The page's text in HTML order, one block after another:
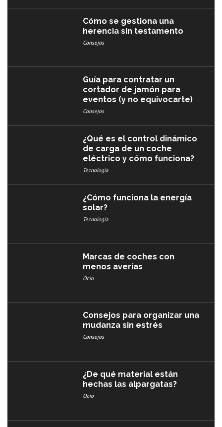
Cómo se gestiona una
herencia sin testamento
Consejos
Guía para contratar un
cortador de jamón para
eventos (y no equivocarte)
Consejos
¿Qué es el control dinámico
de carga de un coche
eléctrico y cómo funciona?
Tecnología
¿Cómo funciona la energía
solar?
Tecnología
Marcas de coches con
menos averías​
Ocio
Consejos para organizar una
mudanza sin estrés
Consejos
¿De qué material están
hechas las alpargatas?
Ocio